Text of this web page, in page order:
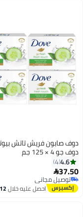
صابون فريش تاتش بيوتي
4 × 125 جم
4.6
4

توصيل مجاني
توصيل مجانياحصل عليه خلال12
اغسطس